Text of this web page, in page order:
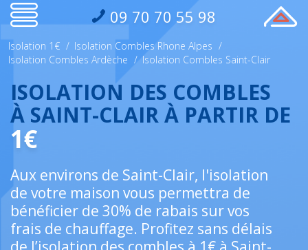
09 70 70 55 98
Isolation 1€ / Isolation Combles Rhone Alpes /
Isolation Combles Ardèche / Isolation Combles Saint-Clair
ISOLATION DES COMBLES
À SAINT-CLAIR À PARTIR DE
1€
Aux environs de Saint-Clair, l'isolation
de votre maison vous permettra de
bénéficier de 30% de rabais sur vos
frais de chauffage. Profitez sans délais